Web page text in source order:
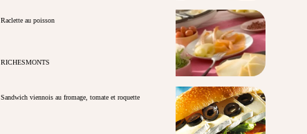
Raclette au poisson
RICHESMONTS
Sandwich viennois au fromage, tomate et roquette